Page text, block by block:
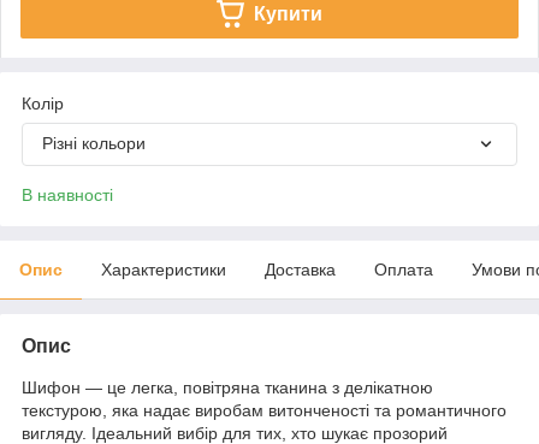
Купити
Колір
Різні кольори
В наявності
Опис Характеристики Доставка Оплата Умови
Опис
Шифон — це легка, повітряна тканина з делікатною
текстурою, яка надає виробам витонченості та романтичного
вигляду. Ідеальний вибір для тих, хто шукає прозорий